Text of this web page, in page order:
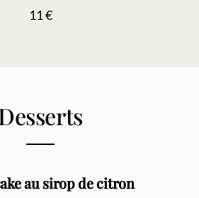
11 €
au sirop de citron